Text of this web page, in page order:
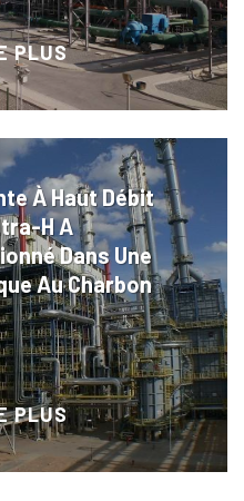
PLUS
À Haut Débit
H A
Dans Une
Au Charbon
PLUS